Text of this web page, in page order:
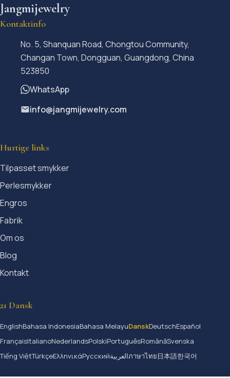
Jangmijewelry
Kontaktinfo
No. 5, Shanquan Road, Chongtou Community,
Changan Town, Dongguan, Guangdong, China
523850
WhatsApp
info@jangmijewelry.com
Hurtige links
Tilpasset smykker
Perlesmykker
Engros
Fabrik
Om os
Blog
Kontakt
21 Dansk
EnglishBahasa IndonesiaBahasa MelayuDanskDeutschEspañol
FrançaisItalianoNederlandsPolskiPortuguêsRomânăSvenska
Tiếng ViệtTürkçeΕλληνικάРусскийالعربيةภาษาไทย日本語한국어